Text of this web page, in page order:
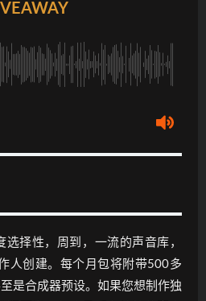
选择性，周到，一流的声音库，
人创建。每个月包将附带500多
是合成器预设。如果您想制作独